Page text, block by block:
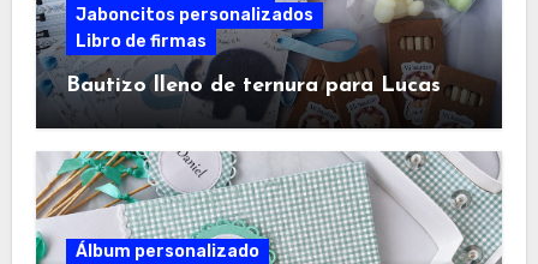
Jaboncitos personalizados
Libro de firmas
Bautizo lleno de ternura para Lucas
Álbum personalizado